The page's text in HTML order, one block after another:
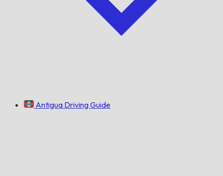
Antigua Driving Guide